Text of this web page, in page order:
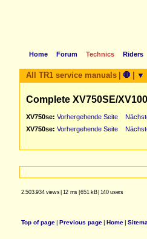
Home Forum Technics Riders
All TR1 service manuals 🛑 ▼
Complete XV750SE/
XV750se: Vorhergehende Seite
XV750se: Vorhergehende Seite
2.503.934 views| 12 ms |651 kB| 140 users
Top of page| Previous page| Home|